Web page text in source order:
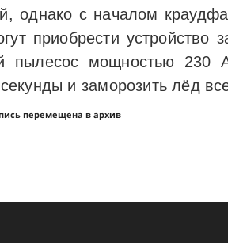
однако с началом
приобрести
пылесос мощностью
и заморозить лёд
перемещена в архив